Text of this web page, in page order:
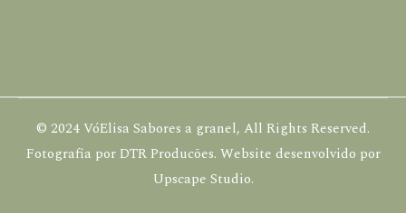
© 2024 VóElisa Sabores a granel, All Rights Reserved.
Fotografia por DTR Producões. Website desenvolvido por
Upscape Studio.